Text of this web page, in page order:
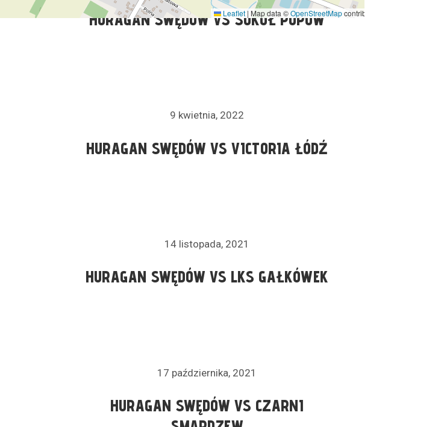
Leaflet | Map data ©OpenStreetMapcontributors
HURAGAN SWĘDÓW VS SOKÓŁ POPÓW
9 kwietnia, 2022
HURAGAN SWĘDÓW VS VICTORIA ŁÓDŹ
14 listopada, 2021
HURAGAN SWĘDÓW VS LKS GAŁKÓWEK
17 października, 2021
HURAGAN SWĘDÓW VS CZARNI